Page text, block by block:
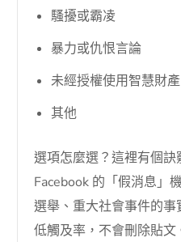
騷擾或霸凌
暴力或仇恨言論
未經授權使用智慧財產
其他
選項怎麼選？這裡有個訣
Facebook 的「假消息」
選舉、重大社會事件的
低觸及率，不會刪除貼